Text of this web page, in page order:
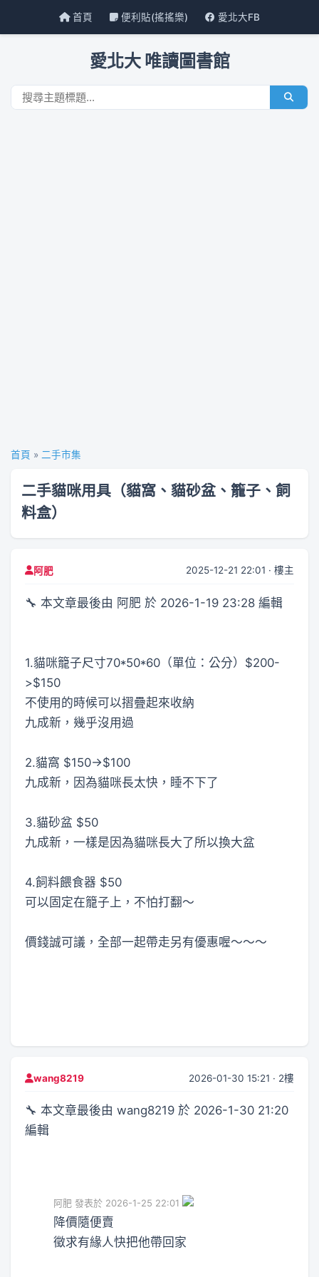
首頁 便利貼(搖搖樂) 愛北大FB
愛北大 唯讀圖書館
首頁 » 二手市集
二手貓咪用具（貓窩、貓砂盆、籠子、飼
料盒）
阿肥 2025-12-21 22:01 · 樓主
🔧 本文章最後由 阿肥 於 2026-1-19 23:28 編輯
1.貓咪籠子尺寸70*50*60（單位：公分）$200-
>$150
不使用的時候可以摺疊起來收納
九成新，幾乎沒用過
2.貓窩 $150->$100
九成新，因為貓咪長太快，睡不下了
3.貓砂盆 $50
九成新，一樣是因為貓咪長大了所以換大盆
4.飼料餵食器 $50
可以固定在籠子上，不怕打翻～
價錢誠可議，全部一起帶走另有優惠喔～～～
wang8219 2026-01-30 15:21 · 2樓
🔧 本文章最後由 wang8219 於 2026-1-30 21:20
編輯
阿肥 發表於 2026-1-25 22:01
降價隨便賣
徵求有緣人快把他帶回家